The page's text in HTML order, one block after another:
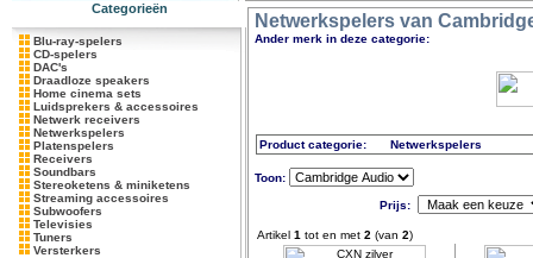
Categorieën
Blu-ray-spelers
CD-spelers
DAC's
Draadloze speakers
Home cinema sets
Luidsprekers & accessoires
Netwerk receivers
Netwerkspelers
Platenspelers
Receivers
Soundbars
Stereoketens & miniketens
Streaming accessoires
Subwoofers
Televisies
Tuners
Versterkers
Netwerkspelers van
Ander merk in deze categorie:
Product categorie: Netwerkspelers
Toon:
Prijs:
Artikel 1 tot en met 2 (van 2)